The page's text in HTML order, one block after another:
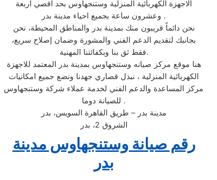
الاجهزة الكهربائية المنزلية وستنجهاوس بحد اقصي اربعة
وعشرون ساعة بجميع احياء مدينة بدر .
نحن دائماً قريبون منك بمدينة بدر والمناطق المحيطة، نحن
بجانبك لتقديم الدعم الفني والمشورة وضمان إصلاح سريع،
فقط ثق بنا وبكفائتنا المهنية.
هنا موقع مركز صيانه وستنجهاوس بمدينة بدر المعتمد للاجهزة
الكهربائية المنزلية ، نبذل قصاري جهدنا ونضع جميع امكانيات
مركز المساعدة والدعم الفني لخدمة عملاء شركة وستنجهاوس
للصيانة دوما .
مدينة بدر – طريق القاهرة السويس، بدر
الشروق 2، بدر
رقم صيانة وستنجهاوس مدينة
بدر